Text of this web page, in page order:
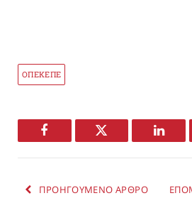
ΟΠΕΚΕΠΕ
Facebook Twitter
ΠΡΟΗΓΟΥΜΕΝΟ ΑΡΘΡΟ